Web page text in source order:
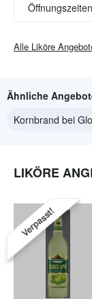
Alle Liköre
Ähnliche
Kornbrand bei
LIKÖRE
Verpasst!